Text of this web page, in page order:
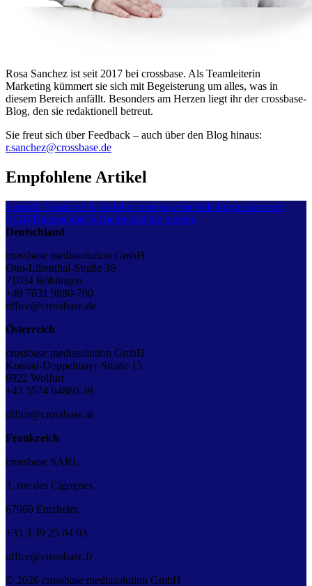
Rosa Sanchez ist seit 2017 bei crossbase. Als Teamleiterin
Marketing kümmert sie sich mit Begeisterung um alles, was in
diesem Bereich anfällt. Besonders am Herzen liegt ihr der crossbase-
Blog, den sie redaktionell betreut.
Sie freut sich über Feedback – auch über den Blog hinaus:
r.sanchez@crossbase.de
Empfohlene Artikel
Kontakt Standorte & Anfahrt crossbase for kids Impressum und
AGB Datenschutz Sicherheitslücke melden
Deutschland
crossbase mediasolution GmbH
Otto-Lilienthal-Straße 36
71034 Böblingen
+49 7031 9880-700
office@crossbase.de
Österreich
crossbase mediasolution GmbH
Konrad-Doppelmayr-Straße 15
6922 Wolfurt
+43 5574 64880-39
office@crossbase.at
Frankreich
crossbase SARL
3, rue des Cigognes
67960 Entzheim
+33 3 39 25 04 03
office@crossbase.fr
© 2026 crossbase mediasolution GmbH